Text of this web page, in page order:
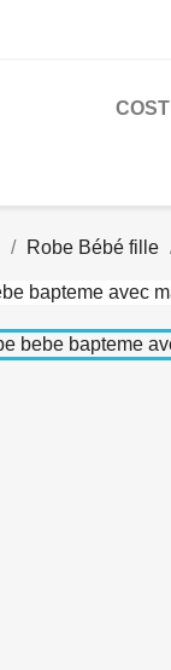
Robe Bébé fille